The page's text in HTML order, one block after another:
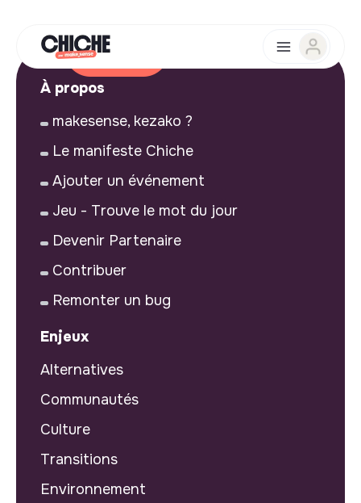
À propos
makesense, kezako ?
Le manifeste Chiche
Ajouter un événement
Jeu - Trouve le mot du jour
Devenir Partenaire
Contribuer
Remonter un bug
Enjeux
Alternatives
Communautés
Culture
Transitions
Environnement